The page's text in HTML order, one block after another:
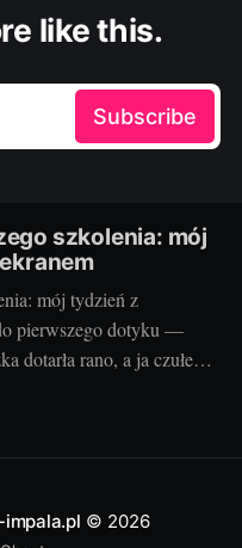
like this.
Subscribe
szkolenia: mój
mój tydzień z
pierwszego dotyku —
dotarła rano, a ja czułem
Duży karton, solidne
prowadzi krok po
© 2026